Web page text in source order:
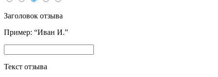
Заголовок отзыва
Пример: “Иван И.”
Текст отзыва